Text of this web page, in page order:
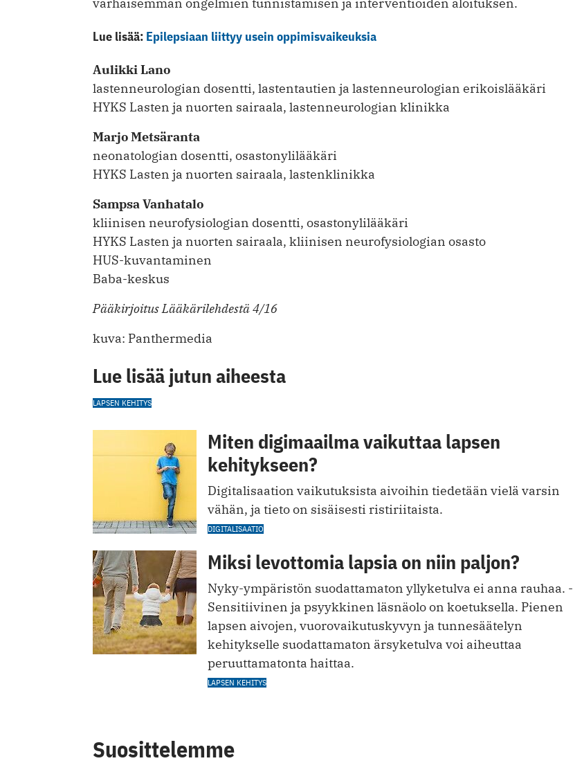
varhaisemman ongelmien tunnistamisen ja interventioiden aloituksen.
Lue lisää: Epilepsiaan liittyy usein oppimisvaikeuksia
Aulikki Lano
lastenneurologian dosentti, lastentautien ja lastenneurologian erikoislääkäri
HYKS Lasten ja nuorten sairaala, lastenneurologian klinikka
Marjo Metsäranta
neonatologian dosentti, osastonylilääkäri
HYKS Lasten ja nuorten sairaala, lastenklinikka
Sampsa Vanhatalo
kliinisen neurofysiologian dosentti, osastonylilääkäri
HYKS Lasten ja nuorten sairaala, kliinisen neurofysiologian osasto
HUS-kuvantaminen
Baba-keskus
Pääkirjoitus Lääkärilehdestä 4/16
kuva: Panthermedia
Lue lisää jutun aiheesta
LAPSEN KEHITYS
Miten digimaailma vaikuttaa lapsen
kehitykseen?
Digitalisaation vaikutuksista aivoihin tiedetään vielä varsin
vähän, ja tieto on sisäisesti ristiriitaista.
DIGITALISAATIO
Miksi levottomia lapsia on niin paljon?
Nyky-ympäristön suodattamaton yllyketulva ei anna rauhaa. ­
Sensitiivinen ja psyykkinen läsnäolo on koetuksella. Pienen
lapsen aivojen, vuorovaikutuskyvyn ja tunnesäätelyn
kehitykselle ­suodattamaton ärsyketulva voi aiheuttaa
peruuttamatonta haittaa.
LAPSEN KEHITYS
Suosittelemme